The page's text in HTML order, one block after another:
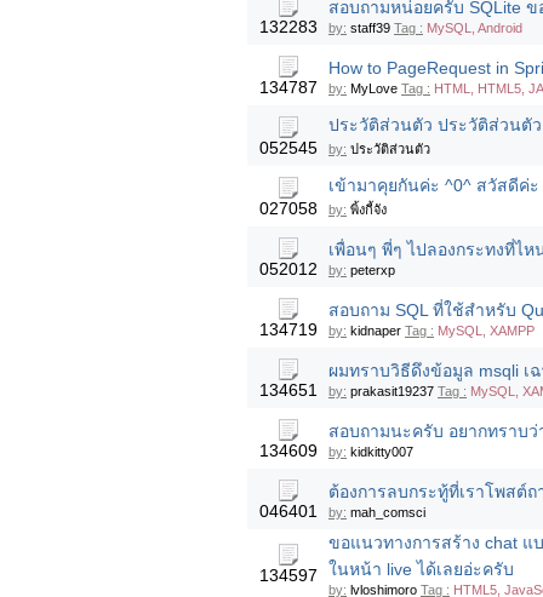
132283
สอบถามหน่อยครับ SQLite ข
by: staff39 Tag : MySQL, Android
134787
How to PageRequest in
by: MyLove Tag : HTML, HTML5,
052545
ประวัติส่วนตัว ประวัติส่วนตัว
by: ประวัติส่วนตัว
027058
เข้ามาคุยกันค่ะ ^0^ สวัสดีค่
by: พิ้งกี้จัง
052012
เพื่อนๆ พี่ๆ ไปลองกระทงที่ไ
by: peterxp
134719
สอบถาม SQL ที่ใช้สำหรับ
by: kidnaper Tag : MySQL, XAMPP
134651
ผมทราบวิธีดึงข้อมูล msqli เ
by: prakasit19237 Tag : MySQL,
134609
สอบถามนะครับ อยากทราบว่
by: kidkitty007
046401
ต้องการลบกระทู้ที่เราโพสต์
by: mah_comsci
134597
ขอแนวทางการสร้าง chat แ
ในหน้า live ได้เลยอ่ะครับ
by: lvloshimoro Tag : HTML5,